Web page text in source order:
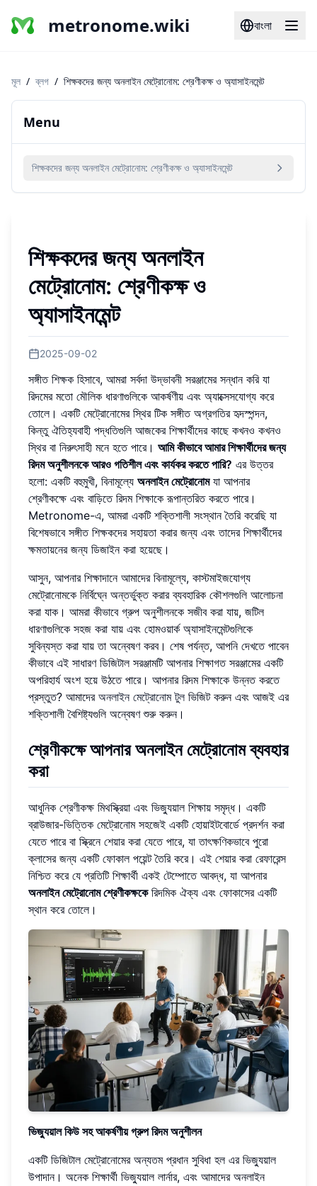
metronome.wiki বাংলা
মূল / ব্লগ / শিক্ষকদের জন্য অনলাইন মেট্রোনোম: শ্রেণীকক্ষ ও অ্যাসাইনমেন্ট
Menu
শিক্ষকদের জন্য অনলাইন মেট্রোনোম: শ্রেণীকক্ষ ও অ্যাসাইনমেন্ট
শিক্ষকদের জন্য অনলাইন
মেট্রোনোম: শ্রেণীকক্ষ ও
অ্যাসাইনমেন্ট
2025-09-02
সঙ্গীত শিক্ষক হিসাবে, আমরা সর্বদা উদ্ভাবনী সরঞ্জামের সন্ধান করি যা
রিদমের মতো মৌলিক ধারণাগুলিকে আকর্ষণীয় এবং অ্যাক্সেসযোগ্য করে
তোলে। একটি মেট্রোনোমের স্থির টিক সঙ্গীত অগ্রগতির হৃদস্পন্দন,
কিন্তু ঐতিহ্যবাহী পদ্ধতিগুলি আজকের শিক্ষার্থীদের কাছে কখনও কখনও
স্থির বা নিরুৎসাহী মনে হতে পারে। আমি কীভাবে আমার শিক্ষার্থীদের জন্য
রিদম অনুশীলনকে আরও গতিশীল এবং কার্যকর করতে পারি? এর উত্তর
হলো: একটি বহুমুখী, বিনামূল্যে অনলাইন মেট্রোনোমযা আপনার
শ্রেণীকক্ষে এবং বাড়িতে রিদম শিক্ষাকে রূপান্তরিত করতে পারে।
Metronome-এ, আমরা একটি শক্তিশালী সংস্থান তৈরি করেছি যা
বিশেষভাবে সঙ্গীত শিক্ষকদের সহায়তা করার জন্য এবং তাদের শিক্ষার্থীদের
ক্ষমতায়নের জন্য ডিজাইন করা হয়েছে।
আসুন, আপনার শিক্ষাদানে আমাদের বিনামূল্যে, কাস্টমাইজযোগ্য
মেট্রোনোমকে নির্বিঘ্নে অন্তর্ভুক্ত করার ব্যবহারিক কৌশলগুলি আলোচনা
করা যাক। আমরা কীভাবে গ্রুপ অনুশীলনকে সজীব করা যায়, জটিল
ধারণাগুলিকে সহজ করা যায় এবং হোমওয়ার্ক অ্যাসাইনমেন্টগুলিকে
সুবিন্যস্ত করা যায় তা অন্বেষণ করব। শেষ পর্যন্ত, আপনি দেখতে পাবেন
কীভাবে এই সাধারণ ডিজিটাল সরঞ্জামটি আপনার শিক্ষাগত সরঞ্জামের একটি
অপরিহার্য অংশ হয়ে উঠতে পারে। আপনার রিদম শিক্ষাকে উন্নত করতে
প্রস্তুত? আমাদের অনলাইন মেট্রোনোম টুলভিজিট করুন এবং আজই এর
শক্তিশালী বৈশিষ্ট্যগুলি অন্বেষণ শুরু করুন।
শ্রেণীকক্ষে আপনার অনলাইন মেট্রোনোম ব্যবহার
করা
আধুনিক শ্রেণীকক্ষ মিথস্ক্রিয়া এবং ভিজ্যুয়াল শিক্ষায় সমৃদ্ধ। একটি
ব্রাউজার-ভিত্তিক মেট্রোনোম সহজেই একটি হোয়াইটবোর্ডে প্রদর্শন করা
যেতে পারে বা স্ক্রিনে শেয়ার করা যেতে পারে, যা তাৎক্ষণিকভাবে পুরো
ক্লাসের জন্য একটি ফোকাল পয়েন্ট তৈরি করে। এই শেয়ার করা রেফারেন্স
নিশ্চিত করে যে প্রতিটি শিক্ষার্থী একই টেম্পোতে আবদ্ধ, যা আপনার
অনলাইন মেট্রোনোম শ্রেণীকক্ষকেরিদমিক ঐক্য এবং ফোকাসের একটি
স্থান করে তোলে।
ভিজ্যুয়াল কিউ সহ আকর্ষণীয় গ্রুপ রিদম অনুশীলন
একটি ডিজিটাল মেট্রোনোমের অন্যতম প্রধান সুবিধা হল এর ভিজ্যুয়াল
উপাদান। অনেক শিক্ষার্থী ভিজ্যুয়াল লার্নার, এবং আমাদের অনলাইন